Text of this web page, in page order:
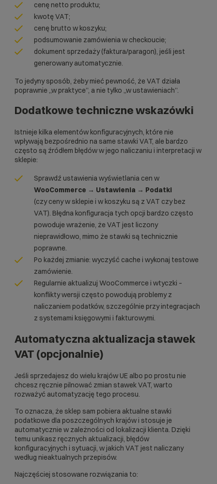
cenę netto produktu;
kwotę VAT;
cenę brutto w koszyku;
podsumowanie zamówienia w checkoucie;
dokument sprzedaży (faktura/paragon), jeśli jest
generowany automatycznie.
To jedyny sposób, żeby mieć pewność, że VAT działa
poprawnie „w praktyce”, a nie tylko „w ustawieniach”.
Dodatkowe techniczne wskazówki
Istnieje kilka elementów konfiguracyjnych, które nie
wpływają bezpośrednio na same stawki VAT, ale bardzo
często są źródłem błędów w jego naliczaniu i interpretacji w
sklepie:
Sprawdź ustawienia wyświetlania cen w
WooCommerce → Ustawienia → Podatki
(czy ceny w sklepie i w koszyku są z VAT czy bez
VAT). Błędna konfiguracja tych opcji bardzo często
powoduje wrażenie, że VAT jest liczony
nieprawidłowo, mimo że stawki są technicznie
poprawne.
Po każdej zmianie: wyczyść cache i wykonaj testowe
zamówienie.
Regularnie aktualizuj WooCommerce i wtyczki –
konflikty wersji często powodują problemy z
naliczaniem podatków, szczególnie przy integracjach
z systemami księgowymi i fakturowymi.
Automatyczna aktualizacja stawek
VAT (opcjonalnie)
Jeśli sprzedajesz do wielu krajów UE albo po prostu nie
chcesz ręcznie pilnować zmian stawek VAT, warto
rozważyć automatyzację tego procesu.
To oznacza, że sklep sam pobiera aktualne stawki
podatkowe dla poszczególnych krajów i stosuje je
automatycznie w zależności od lokalizacji klienta. Dzięki
temu unikasz ręcznych aktualizacji, błędów
konfiguracyjnych i sytuacji, w jakich VAT jest naliczany
według nieaktualnych przepisów.
Najczęściej stosowane rozwiązania to: